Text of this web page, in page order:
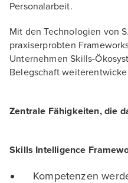
Personalarbeit.
Mit den Technologien von
praxiserprobten
Unternehmen Skills-
Belegschaft
Zentrale Fähigkeiten, die
Skills Intelligence
Kompetenzen